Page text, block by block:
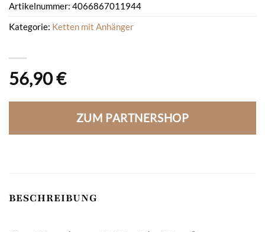
56,90€
ZUM PARTNERSHOP
Artikelnummer: 4066867011944
Kategorie: Ketten mit Anhänger
BESCHREIBUNG